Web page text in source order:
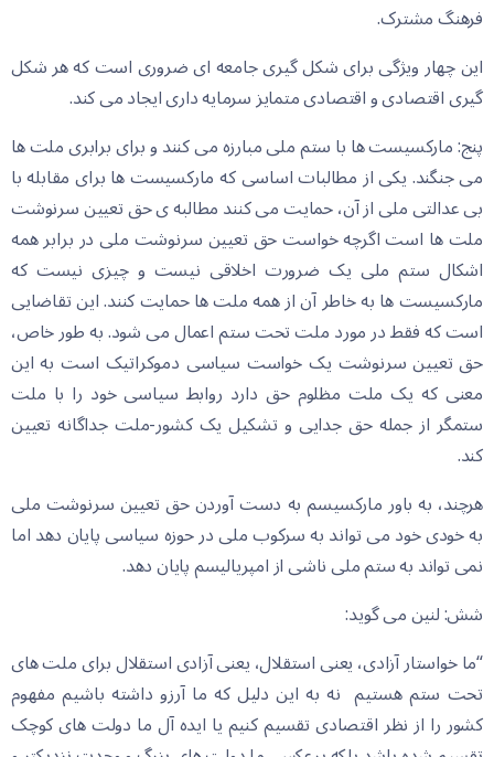
فرهنگ مشترک.
این چهار ویژگی برای شکل گیری جامعه ای ضروری است که هر شکل
گیری اقتصادی و اقتصادی متمایز سرمایه داری ایجاد می کند.
پنج: مارکسیست ها با ستم ملی مبارزه می کنند و برای برابری ملت ها
می جنگند. یكی از مطالبات اساسی كه ماركسیست ها برای مقابله با
بی عدالتی ملی از آن، حمایت می كنند مطالبه ی حق تعیین سرنوشت
ملت ها است اگرچه خواست حق تعیین سرنوشت ملی در برابر همه
اشکال ستم ملی یک ضرورت اخلاقی نیست و چیزی نیست که
مارکسیست ها به خاطر آن از همه ملت ها حمایت کنند. این تقاضایی
است که فقط در مورد ملت تحت ستم اعمال می شود. به طور خاص،
حق تعیین سرنوشت یک خواست سیاسی دموکراتیک است به این
معنی که یک ملت مظلوم حق دارد روابط سیاسی خود را با ملت
ستمگر از جمله حق جدایی و تشکیل یک کشور-ملت جداگانه تعیین
کند.
هرچند، به باور مارکسیسم به دست آوردن حق تعیین سرنوشت ملی
به خودی خود می تواند به سرکوب ملی در حوزه سیاسی پایان دهد اما
نمی تواند به ستم ملی ناشی از امپریالیسم پایان دهد.
شش: لنین می گوید:
“ما خواستار آزادی، یعنی استقلال، یعنی آزادی استقلال برای ملت های
تحت ستم هستیم نه به این دلیل که ما آرزو داشته باشیم مفهوم
کشور را از نظر اقتصادی تقسیم کنیم یا ایده آل ما دولت های کوچک